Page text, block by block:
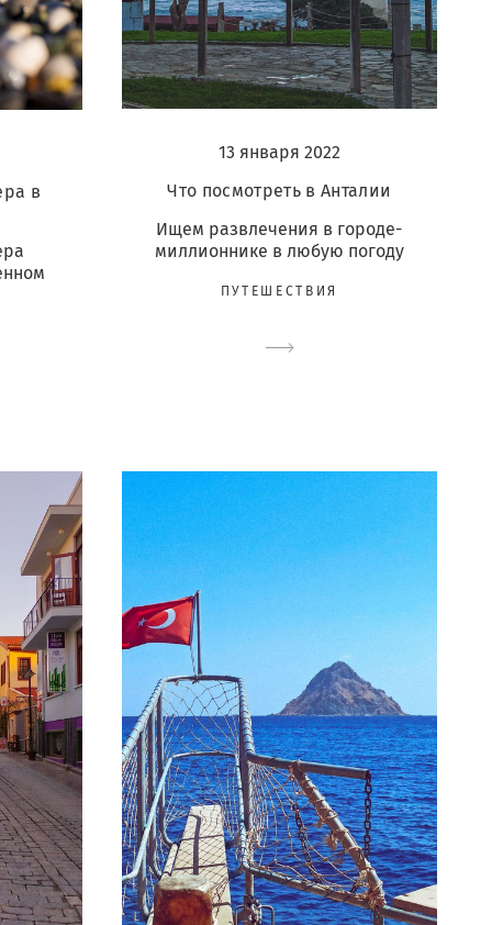
в
13 января 2022
Что посмотреть в Анталии
Ищем развлечения в городе-
миллионнике в любую погоду
ПУТЕШЕСТВИЯ